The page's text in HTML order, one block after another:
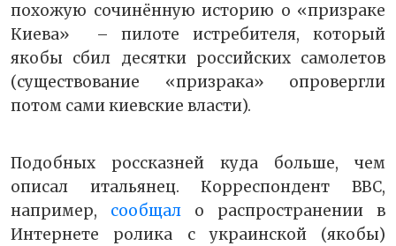
похожую сочинённую историю о «призраке
Киева» – пилоте истребителя, который
якобы сбил десятки российских самолетов
(существование «призрака» опровергли
потом сами киевские власти).
Подобных россказней куда больше, чем
описал итальянец. Корреспондент BBC,
например, сообщал о распространении в
Интернете ролика с украинской (якобы)